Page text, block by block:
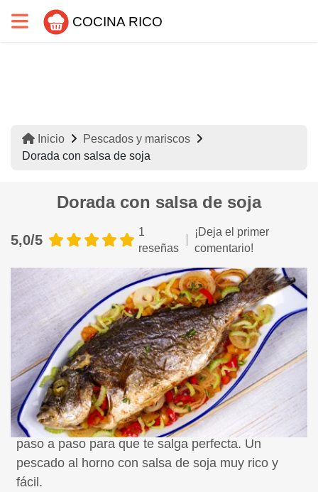
COCINA RICO
Inicio
Pescados y mariscos
Dorada con salsa de soja
Dorada con salsa de soja
5,0/5
1
reseñas
¡Deja el primer
comentario!
Receta de dorada con salsa de soja, preparación
paso a paso para que te salga perfecta. Un
pescado al horno con salsa de soja muy rico y
fácil.